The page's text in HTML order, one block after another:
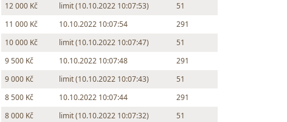
12 000 Kč
limit (10.10.2022 10:07:53)
51
11 000 Kč
10.10.2022 10:07:54
291
10 000 Kč
limit (10.10.2022 10:07:47)
51
9 500 Kč
10.10.2022 10:07:48
291
9 000 Kč
limit (10.10.2022 10:07:43)
51
8 500 Kč
10.10.2022 10:07:44
291
8 000 Kč
limit (10.10.2022 10:07:32)
51